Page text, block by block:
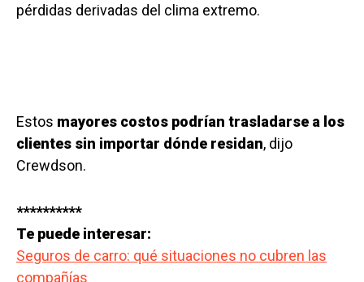
pérdidas derivadas del clima extremo.
Estos mayores costos podrían trasladarse a los
clientes sin importar dónde residan, dijo
Crewdson.
**********
Te puede interesar:
Seguros de carro: qué situaciones no cubren las
compañías